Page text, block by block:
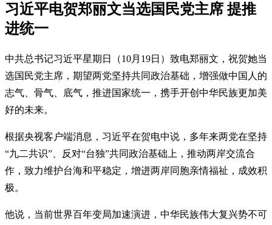
习近平电贺郑丽文当选国民党主席 提推
进统一
中共总书记习近平星期日（10月19日）致电郑丽文，祝贺她当
选国民党主席，期望两党坚持共同政治基础，增强做中国人的
志气、骨气、底气，推进国家统一，携手开创中华民族更加美
好的未来。
根据央视客户端消息，习近平在贺电中说，多年来两党在坚持
“九二共识”、反对“台独”共同政治基础上，推动两岸交流合
作，致力维护台海和平稳定，增进两岸同胞亲情福祉，成效积
极。
他说，当前世界百年变局加速演进，中华民族伟大复兴势不可